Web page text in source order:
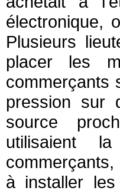
électronique,
Plusieurs
placer les
commerçants
pression sur
source
utilisaient
à installer